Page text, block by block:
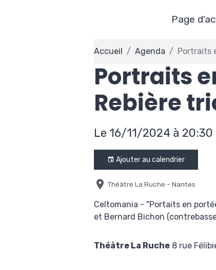
Page
Accueil Agenda Portraits
Portraits
Rebière
Le 16/11/2024 à 20:30
Ajouter au calendrier
Théâtre La Ruche - Nantes
Celtomania - "Portaits en
et Bernard Bichon
Théâtre La Ruche 8 rue